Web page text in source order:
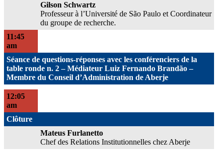
Gilson Schwartz
Professeur à l’Université de São Paulo et Coordinateur
du groupe de recherche.
11:45
am
Séance de questions-réponses avec les conférenciers de la
table ronde n. 2 – Médiateur Luiz Fernando Brandão –
Membre du Conseil d’Administration de Aberje
12:05
am
Clôture
Mateus Furlanetto
Chef des Relations Institutionnelles chez Aberje